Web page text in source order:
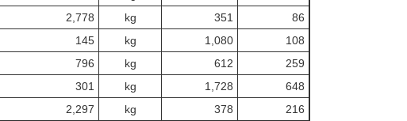
2,778 kg 351
86
145 kg 1,080
108
796 kg 612
259
301 kg 1,728
648
2,297 kg 378
216